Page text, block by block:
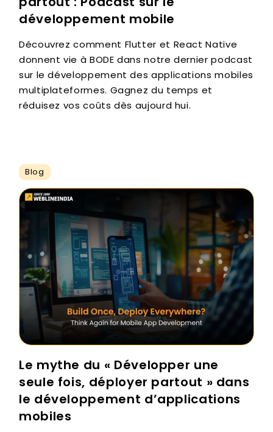
développement mobile
Découvrez comment Flutter et React Native
donnent vie à BODE dans notre dernier podcast
sur le développement des applications mobiles
multiplateformes. Gagnez du temps et
réduisez vos coûts dès aujourd hui.
Blog
Le mythe du « Développer une
seule fois, déployer partout » dans
le développement d’applications
mobiles